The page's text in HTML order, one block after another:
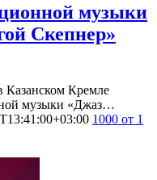
музыки
Скепнер»
Казанском Кремле
музыки «Джаз…
1000 от 1